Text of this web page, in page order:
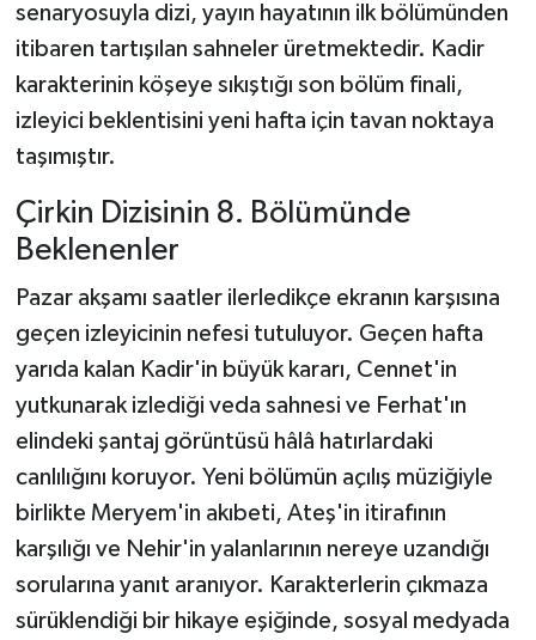
senaryosuyla dizi, yayın hayatının ilk bölümünden
itibaren tartışılan sahneler üretmektedir. Kadir
karakterinin köşeye sıkıştığı son bölüm finali,
izleyici beklentisini yeni hafta için tavan noktaya
taşımıştır.
Çirkin Dizisinin 8. Bölümünde
Beklenenler
Pazar akşamı saatler ilerledikçe ekranın karşısına
geçen izleyicinin nefesi tutuluyor. Geçen hafta
yarıda kalan Kadir'in büyük kararı, Cennet'in
yutkunarak izlediği veda sahnesi ve Ferhat'ın
elindeki şantaj görüntüsü hâlâ hatırlardaki
canlılığını koruyor. Yeni bölümün açılış müziğiyle
birlikte Meryem'in akıbeti, Ateş'in itirafının
karşılığı ve Nehir'in yalanlarının nereye uzandığı
sorularına yanıt aranıyor. Karakterlerin çıkmaza
sürüklendiği bir hikaye eşiğinde, sosyal medyada